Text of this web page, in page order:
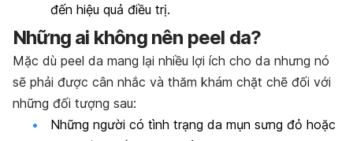
đến hiệu quả điều trị.
Những ai không nên peel da?
Mặc dù peel da mang lại nhiều lợi ích cho da nhưng nó
sẽ phải được cân nhắc và thăm khám chặt chẽ đối với
những đối tượng sau:
Những người có tình trạng da mụn sưng đỏ hoặc